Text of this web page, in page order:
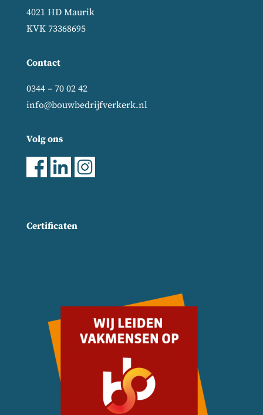
4021 HD Maurik
KVK 73368695
Contact
0344 – 70 02 42
info@bouwbedrijfverkerk.nl
Volg ons
Certificaten